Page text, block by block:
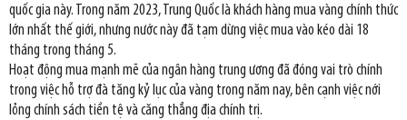
quốc gia này. Trong năm 2023, Trung Quốc là khách hàng mua vàng chính thức
lớn nhất thế giới, nhưng nước này đã tạm dừng việc mua vào kéo dài 18
tháng trong tháng 5.
Hoạt động mua mạnh mẽ của ngân hàng trung ương đã đóng vai trò chính
trong việc hỗ trợ đà tăng kỷ lục của vàng trong năm nay, bên cạnh việc nới
lỏng chính sách tiền tệ và căng thẳng địa chính trị.